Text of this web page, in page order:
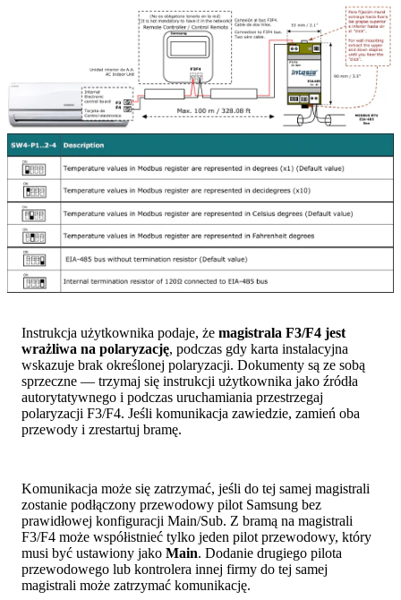
Instrukcja użytkownika podaje, że magistrala F3/F4 jest
wrażliwa na polaryzację, podczas gdy karta instalacyjna
wskazuje brak określonej polaryzacji. Dokumenty są ze sobą
sprzeczne — trzymaj się instrukcji użytkownika jako źródła
autorytatywnego i podczas uruchamiania przestrzegaj
polaryzacji F3/F4. Jeśli komunikacja zawiedzie, zamień oba
przewody i zrestartuj bramę.
Komunikacja może się zatrzymać, jeśli do tej samej magistrali
zostanie podłączony przewodowy pilot Samsung bez
prawidłowej konfiguracji Main/Sub. Z bramą na magistrali
F3/F4 może współistnieć tylko jeden pilot przewodowy, który
musi być ustawiony jako Main. Dodanie drugiego pilota
przewodowego lub kontrolera innej firmy do tej samej
magistrali może zatrzymać komunikację.